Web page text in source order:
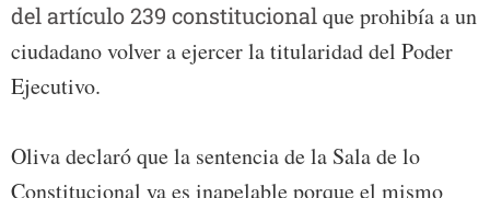
del artículo 239 constitucionalque prohibía a un
ciudadano volver a ejercer la titularidad del Poder
Ejecutivo.
Oliva declaró que la sentencia de la Sala de lo
Constitucional ya es inapelable porque el mismo